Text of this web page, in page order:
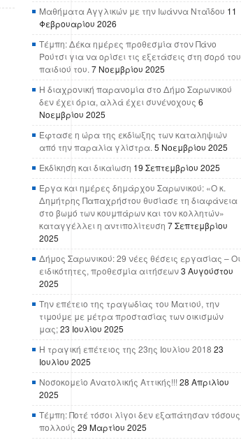
Μαθήματα Αγγλικών με την Ιωάννα Νταΐδου 11
Φεβρουαρίου 2026
Τέμπη: Δέκα ημέρες προθεσμία στον Πάνο
Ρούτσι για να ορίσει τις εξετάσεις στη σορό του
παιδιού του. 7 Νοεμβρίου 2025
Η διαχρονική παρανομία στο Δήμο Σαρωνικού
δεν έχει όρια, αλλά έχει συνένοχους 6
Νοεμβρίου 2025
Έφτασε η ώρα της εκδίωξης των καταληψιών
από την παραλία γλίστρα. 5 Νοεμβρίου 2025
Εκδίκηση και δικαίωση 19 Σεπτεμβρίου 2025
Έργα και ημέρες δημάρχου Σαρωνικού: «Ο κ.
Δημήτρης Παπαχρήστου θυσίασε τη διαφάνεια
στο βωμό των κουμπάρων και τον κολλητών»
καταγγέλλει η αντιπολίτευση 7 Σεπτεμβρίου
2025
Δήμος Σαρωνικού: 29 νέες θέσεις εργασίας – Οι
ειδικότητες, προθεσμία αιτήσεων3 Αυγούστου
2025
Την επέτειο της τραγωδίας του Ματιού, την
τιμούμε με μέτρα προστασίας των οικισμών
μας;23 Ιουλίου 2025
Η τραγική επέτειος της 23ης Ιουλίου 2018 23
Ιουλίου 2025
Νοσοκομείο Ανατολικής Αττικής!!! 28 Απριλίου
2025
Τέμπη: Ποτέ τόσοι λίγοι δεν εξαπάτησαν τόσους
πολλούς 29 Μαρτίου 2025